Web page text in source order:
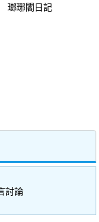
瑯琊閣日記
討論